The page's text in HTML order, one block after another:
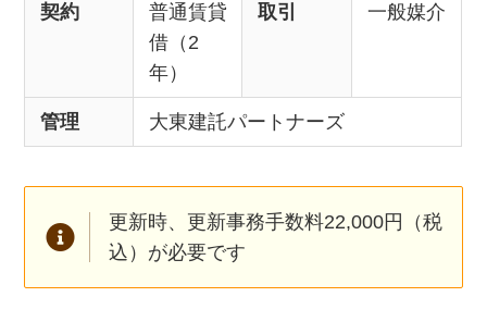
契約
普通賃貸
借（2
年）
取引 一般媒介
管理 大東建託パートナーズ
更新時、更新事務手数料22,000円（税
込）が必要です